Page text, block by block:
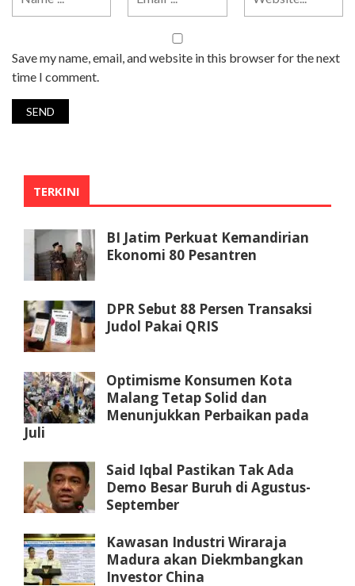
Save my name, email, and website in this browser for the next
time I comment.
TERKINI
BI Jatim Perkuat Kemandirian
Ekonomi 80 Pesantren
DPR Sebut 88 Persen Transaksi
Judol Pakai QRIS
Optimisme Konsumen Kota
Malang Tetap Solid dan
Menunjukkan Perbaikan pada
Juli
Said Iqbal Pastikan Tak Ada
Demo Besar Buruh di Agustus-
September
Kawasan Industri Wiraraja
Madura akan Diekmbangkan
Investor China